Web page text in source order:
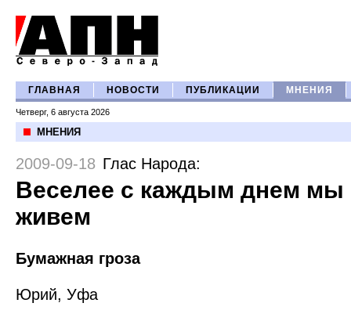
ГЛАВНАЯ НОВОСТИ ПУБЛИКАЦИИ МНЕНИЯ
Четверг, 6 августа 2026
МНЕНИЯ
2009-09-18 Глас Народа:
Веселее с каждым днем мы
живем
Бумажная гроза
Юрий, Уфа